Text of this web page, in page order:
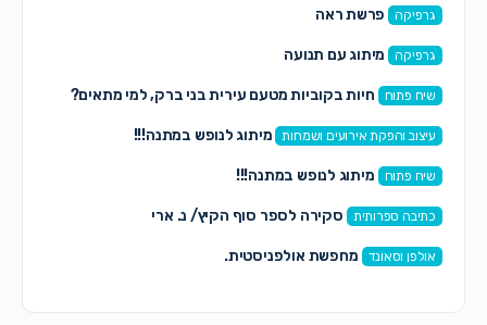
גרפיקה פרשת ראה
גרפיקה מיתוג עם תנועה
שיח פתוח חיות בקוביות מטעם עירית בני ברק, למי מתאים?
עיצוב והפקת אירועים ושמחות מיתוג לנופש במתנה!!!
שיח פתוח מיתוג לנופש במתנה!!!
כתיבה ספרותית סקירה לספר סוף הקיץ/ נ. ארי
אולפן וסאונד מחפשת אולפניסטית.